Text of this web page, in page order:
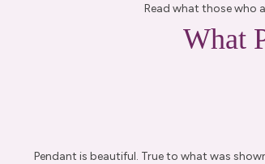
Read what those who
What
Pendant is beautiful. True to what was